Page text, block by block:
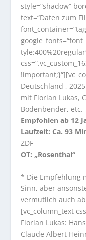
style=“shadow“
text=“Daten zum
Deutschland , 2025
mit Florian Lukas,
Bodenbender, etc.
Empfohlen ab 12
Laufzeit: Ca. 93
ZDF
OT: „Rosenthal“
* Die Empfehlung
Sinn, aber
vermutlich auch
[vc_column_text
Florian Lukas:
Claude Albert